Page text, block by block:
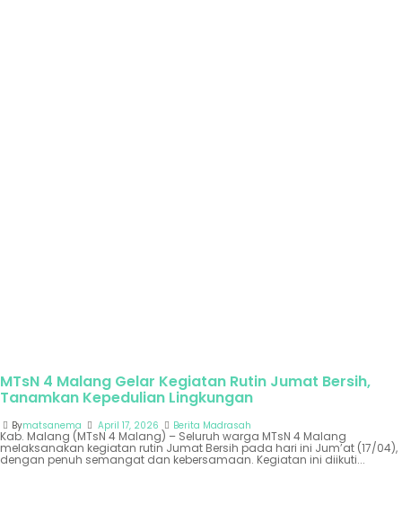
MTsN 4 Malang Gelar Kegiatan Rutin Jumat Bersih,
Tanamkan Kepedulian Lingkungan
Bymatsanema April 17, 2026 Berita Madrasah
Kab. Malang (MTsN 4 Malang) – Seluruh warga MTsN 4 Malang
melaksanakan kegiatan rutin Jumat Bersih pada hari ini Jum’at (17/04),
dengan penuh semangat dan kebersamaan. Kegiatan ini diikuti...